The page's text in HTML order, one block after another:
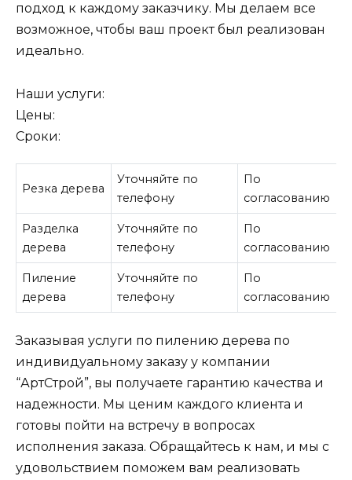
подход к каждому заказчику. Мы делаем все
возможное, чтобы ваш проект был реализован
идеально.
Наши услуги:
Цены:
Сроки:
Резка дерева
Уточняйте по
телефону
По
согласованию
Разделка
дерева
Уточняйте по
телефону
По
согласованию
Пиление
дерева
Уточняйте по
телефону
По
согласованию
Заказывая услуги по пилению дерева по
индивидуальному заказу у компании
“АртСтрой”, вы получаете гарантию качества и
надежности. Мы ценим каждого клиента и
готовы пойти на встречу в вопросах
исполнения заказа. Обращайтесь к нам, и мы с
удовольствием поможем вам реализовать